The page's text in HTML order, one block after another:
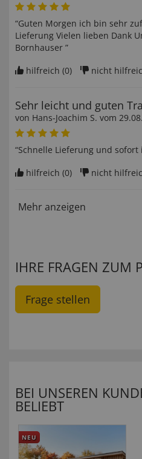
“Guten Morgen ich bin sehr
Lieferung Vielen lieben Dank
Bornhauser ”
hilfreich (0) nicht
Sehr leicht und guten
von Hans-Joachim S. vom
“Schnelle Lieferung und sofort
hilfreich (0) nicht
Mehr anzeigen
IHRE FRAGEN ZUM
Frage stellen
BEI UNSEREN
BELIEBT
NEU